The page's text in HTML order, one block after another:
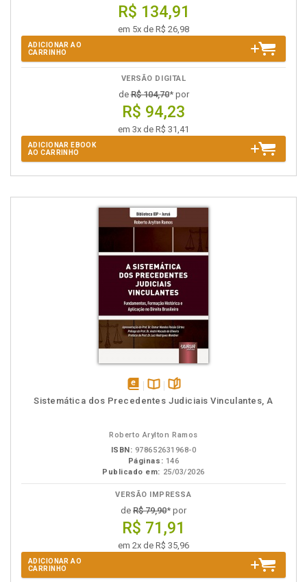
R$ 134,91
em 5x de R$ 26,98
ADICIONAR AO
CARRINHO
VERSÃO DIGITAL
deR$ 104,70* por
R$ 94,23
em 3x de R$ 31,41
ADICIONAR EBOOK
AO CARRINHO
disponívelDisponível
páginas
Sistemática dos Precedentes Judiciais Vinculantes, A
Roberto Arylton Ramos
ISBN: 978652631968-0
Páginas: 146
Publicado em: 25/03/2026
VERSÃO IMPRESSA
de R$ 79,90* por
R$ 71,91
em 2x de R$ 35,96
ADICIONAR AO
CARRINHO